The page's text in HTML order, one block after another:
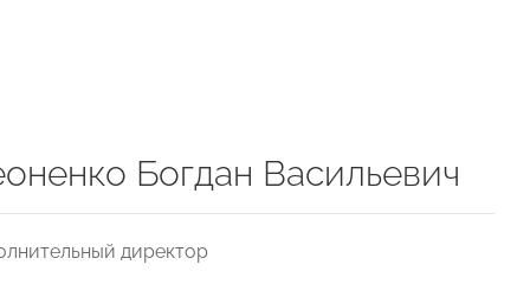
Богдан Васильевич
директор